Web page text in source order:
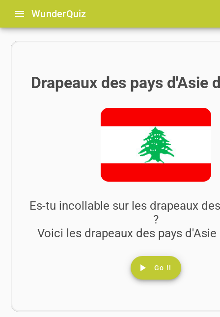
menu WunderQuiz
Drapeaux des pays d'Asie
Es-tu incollable sur les drapeaux
?
Voici les drapeaux des pays d'Asie
play_arrow Go !!